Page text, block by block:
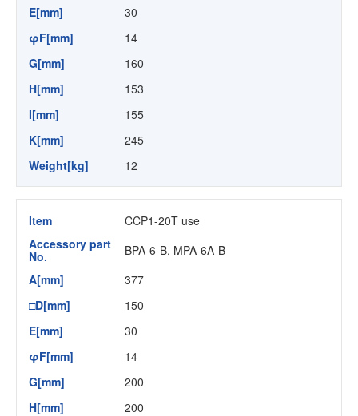
E[mm]
30
φF[mm]
14
G[mm]
160
H[mm]
153
I[mm]
155
K[mm]
245
Weight[kg]
12
Item
CCP1-20T use
Accessory part
No.
BPA-6-B, MPA-6A-B
A[mm]
377
□D[mm]
150
E[mm]
30
φF[mm]
14
G[mm]
200
H[mm]
200